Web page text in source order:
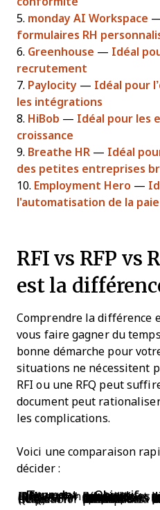
5. monday AI Workspace
formulaires RH
6. Greenhouse — Idéal
recrutement
7. Paylocity — Idéal pour
les intégrations
8. HiBob — Idéal pour les
croissance
9. Breathe HR — Idéal
des petites entreprises
10. Employment Hero —
l'automatisation de la
RFI vs RFP vs
est la
Comprendre la différence
vous faire gagner du
bonne démarche pour
situations ne nécessitent
RFI ou une RFQ peut
document peut
les complications.
Voici une comparaison
décider :
Type de document Objectif
Request for Information (RFI) Recueillir des informations générales et des solutions Lorsque
Request for Proposal (RFP) Demander des propositions à des fournisseurs sélectionnés pour des besoins spécifiques Lorsque
Request for Quotation (RFQ) Obtenir des tarifs pour des outils ou services précis Lorsque vous